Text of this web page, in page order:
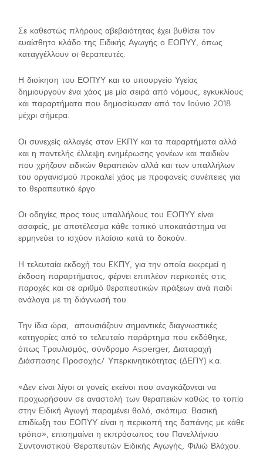
Σε καθεστώς πλήρους αβεβαιότητας έχει βυθίσει τον
ευαίσθητο κλάδο της Ειδικής Αγωγής ο ΕΟΠΥΥ, όπως
καταγγέλλουν οι θεραπευτές.
Η διοίκηση του ΕΟΠΥΥ και το υπουργείο Υγείας
δημιουργούν ένα χάος με μία σειρά από νόμους, εγκυκλίους
και παραρτήματα που δημοσίευσαν από τον Ιούνιο 2018
μέχρι σήμερα.
Οι συνεχείς αλλαγές στον ΕΚΠΥ και τα παραρτήματα αλλά
και η παντελής έλλειψη ενημέρωσης γονέων και παιδιών
που χρήζουν ειδικών θεραπειών αλλά και των υπαλλήλων
του οργανισμού προκαλεί χάος με προφανείς συνέπειες για
το θεραπευτικό έργο.
Οι οδηγίες προς τους υπαλλήλους του ΕΟΠΥΥ είναι
ασαφείς, με αποτέλεσμα κάθε τοπικό υποκατάστημα να
ερμηνεύει το ισχύον πλαίσιο κατά το δοκούν.
Η τελευταία εκδοχή του EKΠΥ, για την οποία εκκρεμεί η
έκδοση παραρτήματος, φέρνει επιπλέον περικοπές στις
παροχές και σε αριθμό θεραπευτικών πράξεων ανά παιδί
ανάλογα με τη διάγνωσή του.
Την ίδια ώρα, απουσιάζουν σημαντικές διαγνωστικές
κατηγορίες από το τελευταίο παράρτημα που εκδόθηκε,
όπως Τραυλισμός, σύνδρομο Asperger, Διαταραχή
Διάσπασης Προσοχής/ Υπερκινητικότητας (ΔΕΠΥ) κ.α.
«Δεν είναι λίγοι οι γονείς εκείνοι που αναγκάζονται να
προχωρήσουν σε αναστολή των θεραπειών καθώς το τοπίο
στην Ειδική Αγωγή παραμένει θολό, σκόπιμα. Bασική
επιδίωξη του ΕΟΠΥΥ είναι η περικοπή της δαπάνης με κάθε
τρόπο», επισημαίνει η εκπρόσωπος του Πανελλήνιου
Συντονιστικού Θεραπευτών Ειδικής Αγωγής, Φιλιώ Βλάχου.